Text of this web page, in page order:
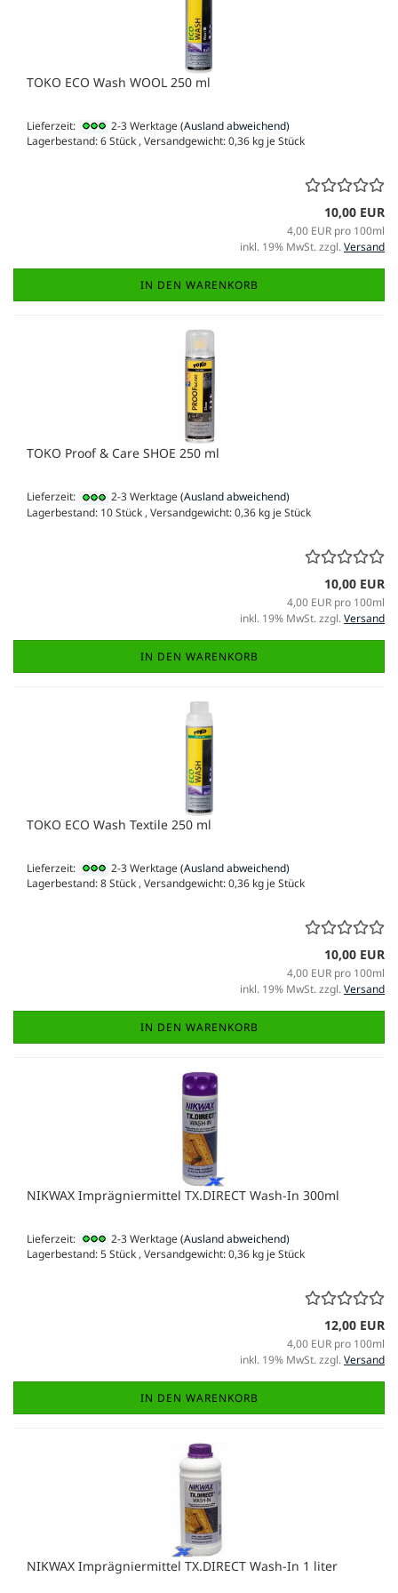
TOKO ECO Wash WOOL 250 ml
Lieferzeit: 2-3 Werktage(Ausland abweichend)
Lagerbestand: 6 Stück , Versandgewicht:0,36 kg je Stück
10,00 EUR
4,00 EUR pro 100ml
inkl. 19% MwSt. zzgl.Versand
IN DEN WARENKORB
TOKO Proof & Care SHOE 250 ml
Lieferzeit: 2-3 Werktage(Ausland abweichend)
Lagerbestand: 10 Stück , Versandgewicht:0,36 kg je Stück
10,00 EUR
4,00 EUR pro 100ml
inkl. 19% MwSt. zzgl.Versand
IN DEN WARENKORB
TOKO ECO Wash Textile 250 ml
Lieferzeit: 2-3 Werktage(Ausland abweichend)
Lagerbestand: 8 Stück , Versandgewicht:0,36 kg je Stück
10,00 EUR
4,00 EUR pro 100ml
inkl. 19% MwSt. zzgl.Versand
IN DEN WARENKORB
NIKWAX Imprägniermittel TX.DIRECT Wash-In 300ml
Lieferzeit: 2-3 Werktage(Ausland abweichend)
Lagerbestand: 5 Stück , Versandgewicht:0,36 kg je Stück
12,00 EUR
4,00 EUR pro 100ml
inkl. 19% MwSt. zzgl.Versand
IN DEN WARENKORB
NIKWAX Imprägniermittel TX.DIRECT Wash-In 1 liter